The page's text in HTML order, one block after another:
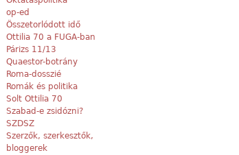
op-ed
Összetorlódott idő
Ottilia 70 a FUGA-ban
Párizs 11/13
Quaestor-botrány
Roma-dosszié
Romák és politika
Solt Ottilia 70
Szabad-e zsidózni?
SZDSZ
Szerzők, szerkesztők,
bloggerek